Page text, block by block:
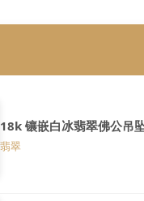
18k 镶嵌白冰翡翠佛公吊
翡翠